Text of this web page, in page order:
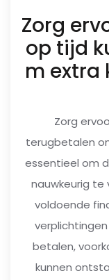
Zorg
op tijd
m extra
Zorg
terugbetalen
essentieel om
nauwkeurig te
voldoende
betalen,
kunnen